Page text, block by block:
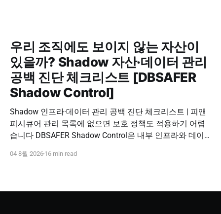
우리 조직에도 보이지 않는 자산이
있을까? Shadow 자산·데이터 관리
공백 진단 체크리스트 [DBSAFER
Shadow Control]
Shadow 인프라·데이터 관리 공백 진단 체크리스트 | 피앤
피시큐어 관리 목록에 없으면 보호 정책도 적용하기 어렵
습니다 DBSAFER Shadow Control은 내부 인프라와 데이
나의 보안 운영 흐름으로 제공합니다. DBSAFER Shadow
04 8월 2026 16 min read